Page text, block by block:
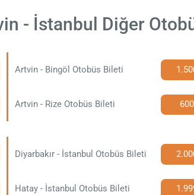
- İstanbul Diğer
Artvin - Bingöl Otobüs Bileti
Artvin - Rize Otobüs Bileti
Diyarbakır - İstanbul Otobüs Bileti
Hatay - İstanbul Otobüs Bileti